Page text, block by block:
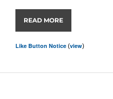
READ MORE
Like Button Notice (view)